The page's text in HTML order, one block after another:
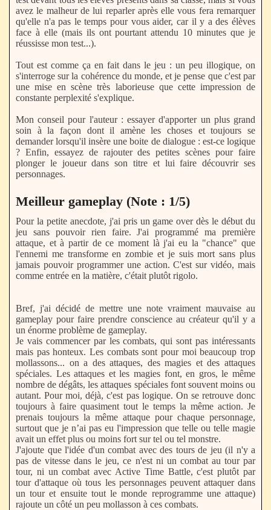
avez le malheur de lui reparler après elle vous fera remarquer
qu'elle n'a pas le temps pour vous aider, car il y a des élèves
face à elle (mais ils ont pourtant attendu 10 minutes que je
réussisse mon test...).
Tout est comme ça en fait dans le jeu : un peu illogique, on
s'interroge sur la cohérence du monde, et je pense que c'est par
une mise en scène très laborieuse que cette impression de
constante perplexité s'explique.
Mon conseil pour l'auteur : essayer d'apporter un plus grand
soin à la façon dont il amène les choses et toujours se
demander lorsqu'il insère une boite de dialogue : est-ce logique
? Enfin, essayez de rajouter des petites scènes pour faire
plonger le joueur dans son titre et lui faire découvrir ses
personnages.
Meilleur gameplay (Note : 1/5)
Pour la petite anecdote, j'ai pris un game over dès le début du
jeu sans pouvoir rien faire. J'ai programmé ma première
attaque, et à partir de ce moment là j'ai eu la "chance" que
l'ennemi me transforme en zombie et je suis mort sans plus
jamais pouvoir programmer une action. C'est sur vidéo, mais
comme entrée en la matière, c'était plutôt rigolo.
Bref, j'ai décidé de mettre une note vraiment mauvaise au
gameplay pour faire prendre conscience au créateur qu'il y a
un énorme problème de gameplay.
Je vais commencer par les combats, qui sont pas intéressants
mais pas honteux. Les combats sont pour moi beaucoup trop
mollassons... on a des attaques, des magies et des attaques
spéciales. Les attaques et les magies font, en gros, le même
nombre de dégâts, les attaques spéciales font souvent moins ou
autant. Pour moi, déjà, c'est pas logique. On se retrouve donc
toujours à faire quasiment tout le temps la même action. Je
prenais toujours la même attaque pour chaque personnage,
surtout que je n’ai pas eu l'impression que telle ou telle magie
avait un effet plus ou moins fort sur tel ou tel monstre.
J'ajoute que l'idée d'un combat avec des tours de jeu (il n'y a
pas de vitesse dans le jeu, ce n'est ni un combat au tour par
tour, ni un combat avec Active Time Battle, c'est plutôt par
tour d'attaque où tous les personnages peuvent attaquer dans
un tour et ensuite tout le monde reprogramme une attaque)
rajoute un côté un peu mollasson à ces combats.